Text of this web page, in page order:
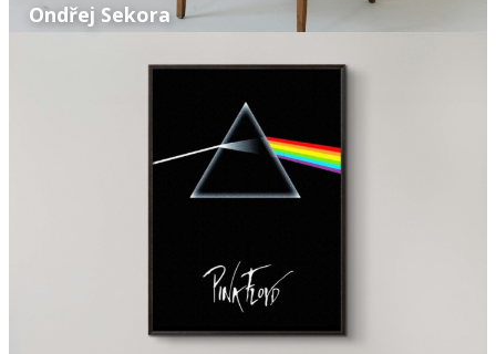
Ondřej Sekora